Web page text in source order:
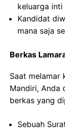
keluarga inti
Kandidat
mana saja
Berkas
Saat melamar
Mandiri, Anda
berkas yang
Sebuah